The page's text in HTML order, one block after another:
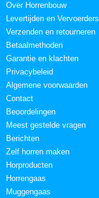
Over Horrenbouw
Levertijden en Vervoerders
Verzenden en retourneren
Betaalmethoden
Garantie en klachten
Privacybeleid
Algemene voorwaarden
Contact
Beoordelingen
Meest gestelde vragen
Berichten
Zelf horren maken
Horproducten
Horrengaas
Muggengaas